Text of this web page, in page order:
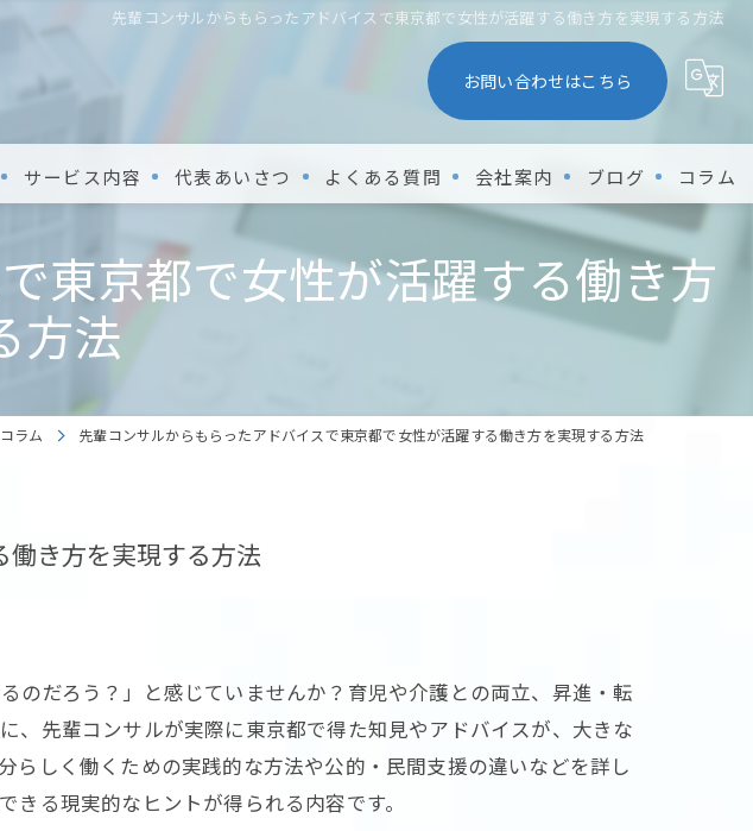
先輩コンサルからもらったアドバイスで東京都で女性が活躍する働き方を実現する方法
お問い合わせはこちら
サービス内容 代表あいさつ よくある質問 会社案内 ブログ コラム
東京都で女性が活躍する働き方
方法
コラム 先輩コンサルからもらったアドバイスで東京都で女性が活躍する働き方を実現する方法
き方を実現する方法
のだろう？」と感じていませんか？育児や介護との両立、昇進・転
、先輩コンサルが実際に東京都で得た知見やアドバイスが、大きな
しく働くための実践的な方法や公的・民間支援の違いなどを詳し
る現実的なヒントが得られる内容です。